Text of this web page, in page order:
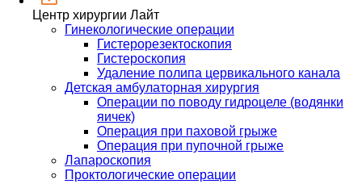
Центр хирургии Лайт
Гинекологические операции
Гистерорезектоскопия
Гистероскопия
Удаление полипа цервикального канала
Детская амбулаторная хирургия
Операции по поводу гидроцеле (водянки
яичек)
Операция при паховой грыже
Операция при пупочной грыже
Лапароскопия
Проктологические операции